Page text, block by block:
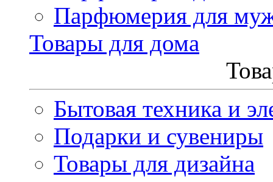
Парфюмерия для
Товары для дома
Бытовая техника и
Подарки и сувениры
Товары для дизайна